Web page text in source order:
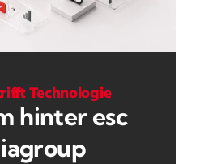
Technologie
hinter esc